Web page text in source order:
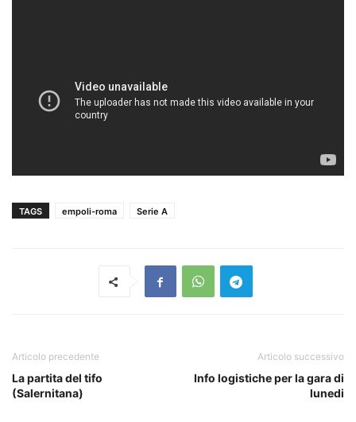
TAGS empoli-roma Serie A
Articolo precedente
La partita del tifo
(Salernitana)
Articolo successivo
Info logistiche per la gara di
lunedi